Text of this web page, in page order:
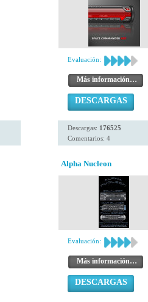
Evaluación:
Más información…
DESCARGAS
Descargas: 176525
Comentarios: 4
Alpha Nucleon
Evaluación:
Más información…
DESCARGAS